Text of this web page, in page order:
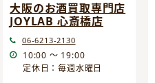
大阪のお酒買取専門店
JOYLAB 心斎橋店
06-6213-2130
10:00 ～ 19:00
定休日：毎週水曜日